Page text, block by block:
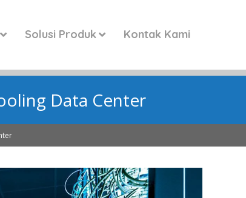
Solusi Produk Kontak Kami
Data Center